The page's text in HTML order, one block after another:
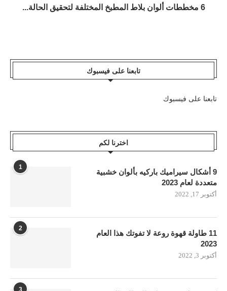
6 مخططات ألوان بلاط المطبخ المختلفة لتحقيق الحالة...
تابعنا على فيسبوك
تابعنا على فيسبوك
اخترنا لكم
1
9 أشكال سيراميك باركيه بألوان خشبية
متعددة لعام 2023
أكتوبر 17, 2022
2
11 طاولة قهوة روعة لا تفوتك هذا العام
2023
أكتوبر 3, 2022
3